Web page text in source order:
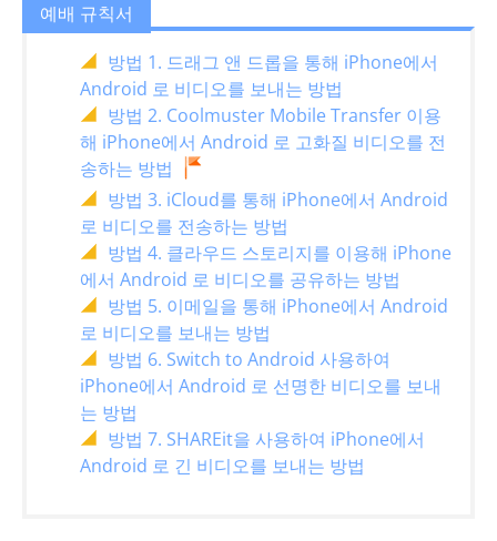
예배 규칙서
방법 1. 드래그 앤 드롭을 통해 iPhone에서
Android 로 비디오를 보내는 방법
방법 2. Coolmuster Mobile Transfer 이용
해 iPhone에서 Android 로 고화질 비디오를 전
송하는 방법
방법 3. iCloud를 통해 iPhone에서 Android
로 비디오를 전송하는 방법
방법 4. 클라우드 스토리지를 이용해 iPhone
에서 Android 로 비디오를 공유하는 방법
방법 5. 이메일을 통해 iPhone에서 Android
로 비디오를 보내는 방법
방법 6. Switch to Android 사용하여
iPhone에서 Android 로 선명한 비디오를 보내
는 방법
방법 7. SHAREit을 사용하여 iPhone에서
Android 로 긴 비디오를 보내는 방법